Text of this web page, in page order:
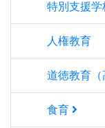
特別支援学
人権教育
道徳教育（
食育